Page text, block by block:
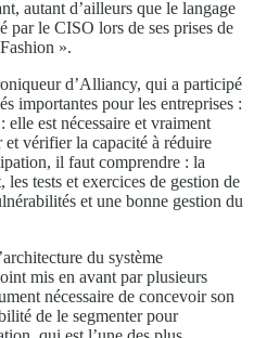
autant d’ailleurs que le langage
par le CISO lors de ses prises de
».
d’Alliancy, qui a participé
importantes pour les entreprises :
est nécessaire et vraiment
vérifier la capacité à réduire
il faut comprendre : la
tests et exercices de gestion de
et une bonne gestion du
du système
mis en avant par plusieurs
nécessaire de concevoir son
de le segmenter pour